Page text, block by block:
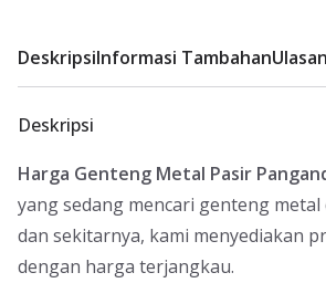
DeskripsiInformasi Tambahan
Deskripsi
Harga Genteng Metal Pasir
yang sedang mencari genteng metal
dan sekitarnya, kami menyediakan
dengan harga terjangkau.